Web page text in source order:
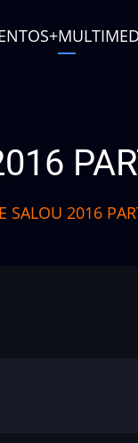
SALOU 2016